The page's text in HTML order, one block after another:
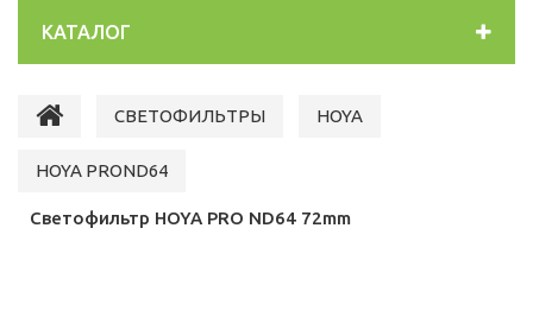
КАТАЛОГ
СВЕТОФИЛЬТРЫ HOYA
HOYA PROND64
Светофильтр HOYA PRO ND64 72mm